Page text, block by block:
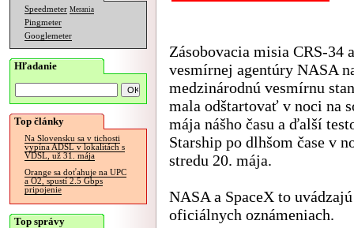
Speedmeter Merania
Pingmeter
Googlemeter
Hľadanie
Top články
Na Slovensku sa v tichosti
vypína ADSL v lokalitách s
VDSL, už 31. mája
Orange sa doťahuje na UPC
a O2, spustí 2.5 Gbps
pripojenie
Top správy
Zásobovacia misia CRS-34
vesmírnej agentúry NASA
medzinárodnú vesmírnu
mala odštartovať v noci na
mája nášho času a ďalší
Starship po dlhšom čase v
stredu 20. mája.
NASA a SpaceX to
oficiálnych oznámeniach.